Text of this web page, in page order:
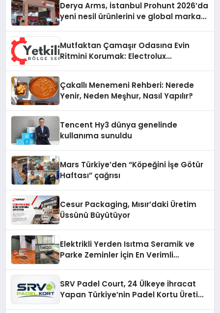
Derya Arms, İstanbul Prohunt 2026’da
yeni nesil ürünlerini ve global marka
Mutfaktan Çamaşır Odasına Evin
Ritmini Korumak: Electrolux
Çakallı Menemeni Rehberi: Nerede
Yenir, Neden Meşhur, Nasıl Yapılır?
Tencent Hy3 dünya genelinde
kullanıma sunuldu
Mars Türkiye’den “Köpeğini İşe Götür
Haftası” çağrısı
Cesur Packaging, Mısır’daki Üretim
Üssünü Büyütüyor
Elektrikli Yerden Isıtma Seramik ve
Parke Zeminler İçin En Verimli
SRV Padel Court, 24 Ülkeye İhracat
Yapan Türkiye’nin Padel Kortu Üretim